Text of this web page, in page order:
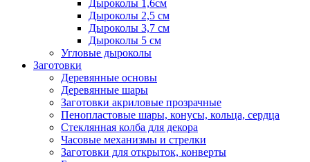
Дыроколы 1,6см
Дыроколы 2,5 см
Дыроколы 3,7 см
Дыроколы 5 см
Угловые дыроколы
Заготовки
Деревянные основы
Деревянные шары
Заготовки акриловые прозрачные
Пенопластовые шары, конусы, кольца, сердца
Стеклянная колба для декора
Часовые механизмы и стрелки
Заготовки для открыток, конверты